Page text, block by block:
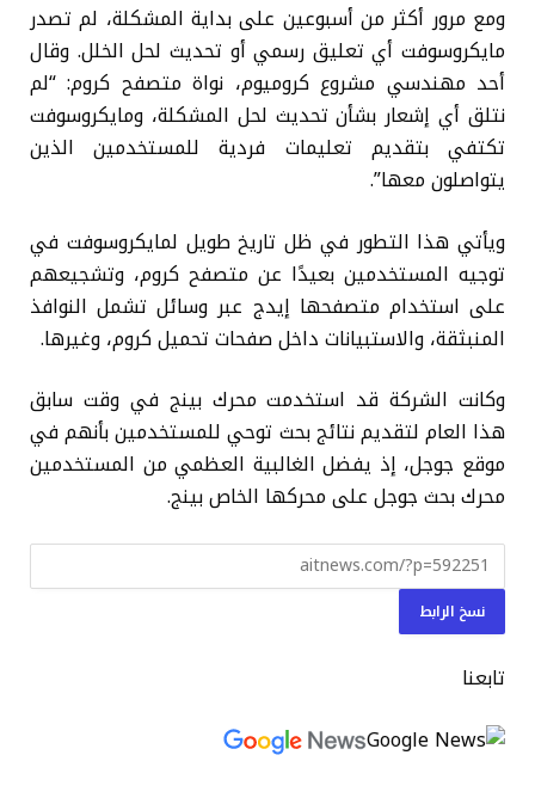
ومع مرور أكثر من أسبوعين على بداية المشكلة، لم تصدر
مايكروسوفت أي تعليق رسمي أو تحديث لحل الخلل. وقال
أحد مهندسي مشروع كروميوم، نواة متصفح كروم: “لم
نتلق أي إشعار بشأن تحديث لحل المشكلة، ومايكروسوفت
تكتفي بتقديم تعليمات فردية للمستخدمين الذين
يتواصلون معها”.
ويأتي هذا التطور في ظل تاريخ طويل لمايكروسوفت في
توجيه المستخدمين بعيدًا عن متصفح كروم، وتشجيعهم
على استخدام متصفحها إيدج عبر وسائل تشمل النوافذ
المنبثقة، والاستبيانات داخل صفحات تحميل كروم، وغيرها.
وكانت الشركة قد استخدمت محرك بينج في وقت سابق
هذا العام لتقديم نتائج بحث توحي للمستخدمين بأنهم في
موقع جوجل، إذ يفضل الغالبية العظمي من المستخدمين
محرك بحث جوجل على محركها الخاص بينج.
نسخ الرابط
تابعنا